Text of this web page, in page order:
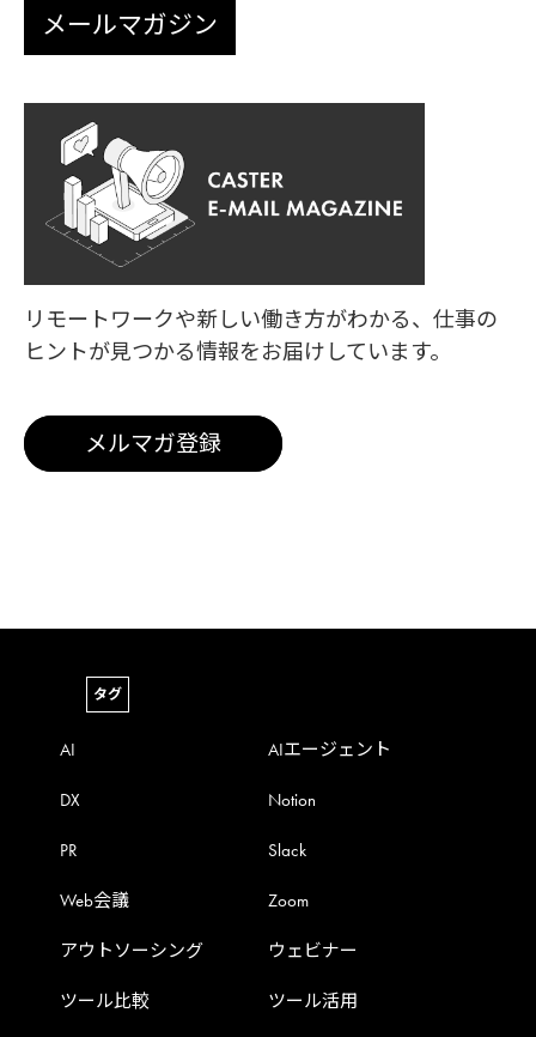
メールマガジン
リモートワークや新しい働き方がわかる、 仕事の
ヒントが見つかる情報をお届けしています。
メルマガ登録
タグ
AI AIエージェント
DX Notion
PR Slack
Web会議 Zoom
アウトソーシング ウェビナー
ツール比較 ツール活用